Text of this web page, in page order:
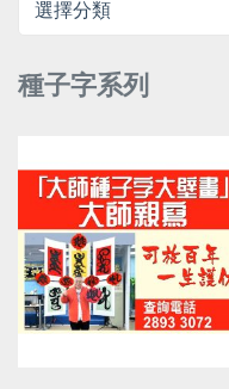
選擇分類
種子字系列